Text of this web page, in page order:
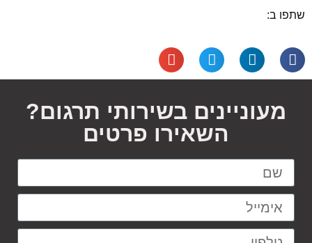
שתפו ב:
מעוניינים בשירותי תרגום?
השאירו פרטים